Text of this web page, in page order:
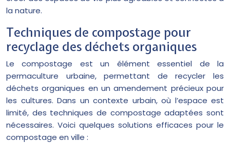
la nature.
Techniques de compostage pour
recyclage des déchets organiques
Le compostage est un élément essentiel de la
permaculture urbaine, permettant de recycler les
déchets organiques en un amendement précieux pour
les cultures. Dans un contexte urbain, où l’espace est
limité, des techniques de compostage adaptées sont
nécessaires. Voici quelques solutions efficaces pour le
compostage en ville :